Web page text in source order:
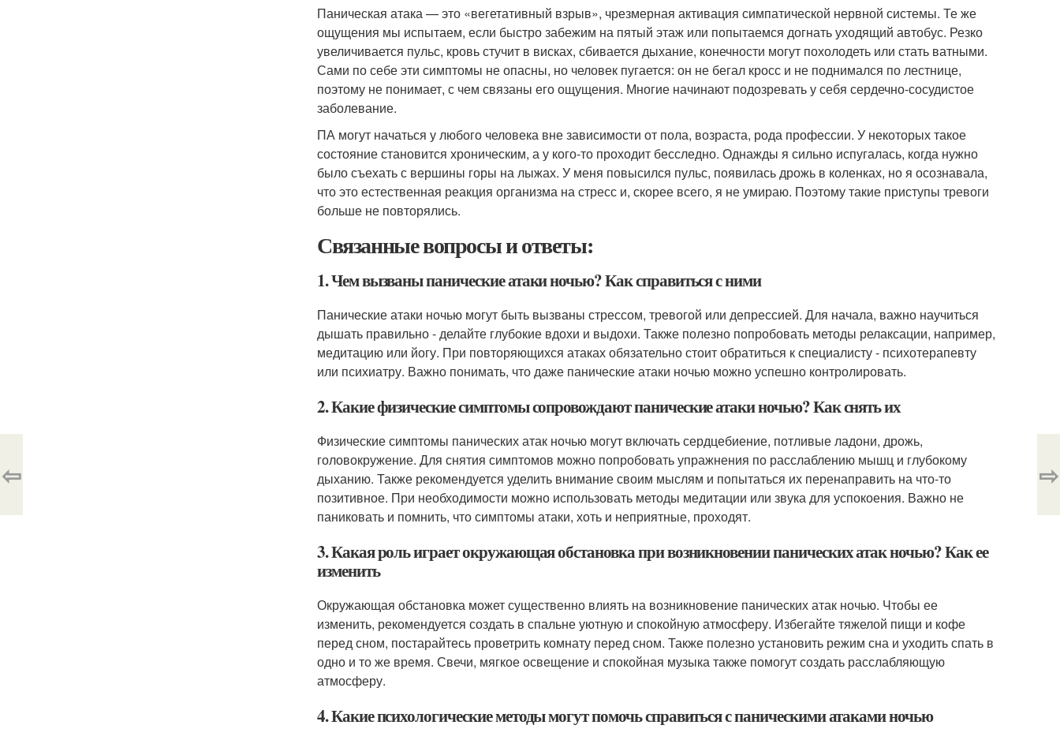
Паническая атака — это «вегетативный взрыв», чрезмерная активация симпатической нервной системы. Те же
ощущения мы испытаем, если быстро забежим на пятый этаж или попытаемся догнать уходящий автобус. Резко
увеличивается пульс, кровь стучит в висках, сбивается дыхание, конечности могут похолодеть или стать ватными.
Сами по себе эти симптомы не опасны, но человек пугается: он не бегал кросс и не поднимался по лестнице,
поэтому не понимает, с чем связаны его ощущения. Многие начинают подозревать у себя сердечно-сосудистое
заболевание.
ПА могут начаться у любого человека вне зависимости от пола, возраста, рода профессии. У некоторых такое
состояние становится хроническим, а у кого-то проходит бесследно. Однажды я сильно испугалась, когда нужно
было съехать с вершины горы на лыжах. У меня повысился пульс, появилась дрожь в коленках, но я осознавала,
что это естественная реакция организма на стресс и, скорее всего, я не умираю. Поэтому такие приступы тревоги
больше не повторялись.
Связанные вопросы и ответы:
1. Чем вызваны панические атаки ночью? Как справиться с ними
Панические атаки ночью могут быть вызваны стрессом, тревогой или депрессией. Для начала, важно научиться
дышать правильно - делайте глубокие вдохи и выдохи. Также полезно попробовать методы релаксации, например,
медитацию или йогу. При повторяющихся атаках обязательно стоит обратиться к специалисту - психотерапевту
или психиатру. Важно понимать, что даже панические атаки ночью можно успешно контролировать.
2. Какие физические симптомы сопровождают панические атаки ночью? Как снять их
Физические симптомы панических атак ночью могут включать сердцебиение, потливые ладони, дрожь,
головокружение. Для снятия симптомов можно попробовать упражнения по расслаблению мышц и глубокому
дыханию. Также рекомендуется уделить внимание своим мыслям и попытаться их перенаправить на что-то
позитивное. При необходимости можно использовать методы медитации или звука для успокоения. Важно не
паниковать и помнить, что симптомы атаки, хоть и неприятные, проходят.
3. Какая роль играет окружающая обстановка при возникновении панических атак ночью? Как ее
изменить
Окружающая обстановка может существенно влиять на возникновение панических атак ночью. Чтобы ее
изменить, рекомендуется создать в спальне уютную и спокойную атмосферу. Избегайте тяжелой пищи и кофе
перед сном, постарайтесь проветрить комнату перед сном. Также полезно установить режим сна и уходить спать в
одно и то же время. Свечи, мягкое освещение и спокойная музыка также помогут создать расслабляющую
атмосферу.
4. Какие психологические методы могут помочь справиться с паническими атаками ночью
⇦ ⇨